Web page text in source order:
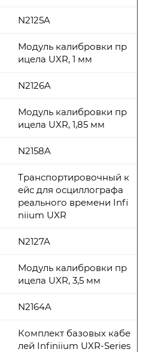
N2125A
Модуль калибровки пр
ицела UXR, 1 мм
N2126A
Модуль калибровки пр
ицела UXR, 1,85 мм
N2158A
Транспортировочный к
ейс для осциллографа
реального времени Infi
niium UXR
N2127A
Модуль калибровки пр
ицела UXR, 3,5 мм
N2164A
Комплект базовых кабе
лей Infiniium UXR-Series